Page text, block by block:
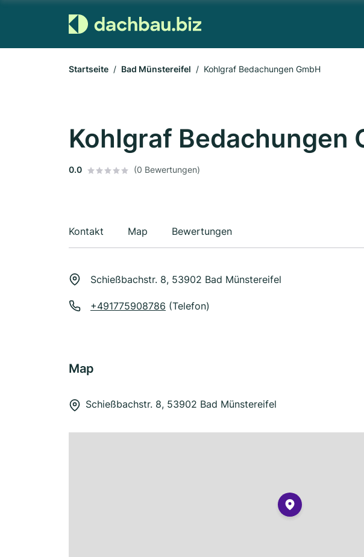
Startseite Bad Münstereifel Kohlgraf Bedachungen GmbH
Kohlgraf Bedachungen
0.0 (0 Bewertungen)
Kontakt Map Bewertungen
Schießbachstr. 8, 53902 Bad Münstereifel
+491775908786 (Telefon)
Map
Schießbachstr. 8, 53902 Bad Münstereifel